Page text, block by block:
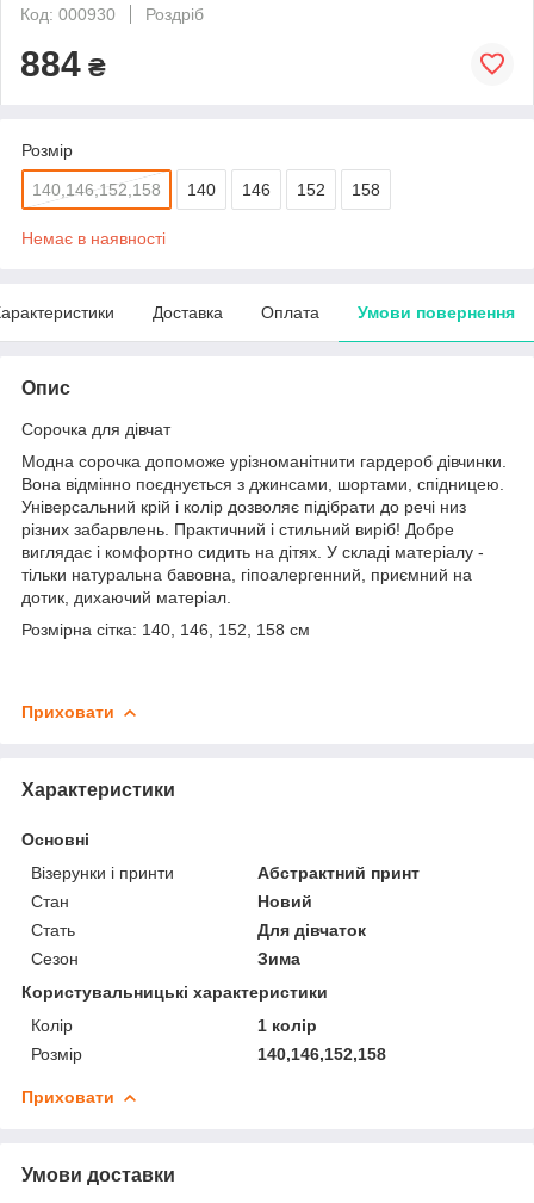
Код: 000930
Роздріб
884 ₴
Розмір
140,146,152,158 140 146 152 158
Немає в наявності
Доставка Оплата Умови повернення
Опис
Сорочка для дівчат
Модна сорочка допоможе урізноманітнити гардероб дівчинки.
Вона відмінно поєднується з джинсами, шортами, спідницею.
Універсальний крій і колір дозволяє підібрати до речі низ
різних забарвлень. Практичний і стильний виріб! Добре
виглядає і комфортно сидить на дітях. У складі матеріалу -
тільки натуральна бавовна, гіпоалергенний, приємний на
дотик, дихаючий матеріал.
Розмірна сітка: 140, 146, 152, 158 см
Приховати
Характеристики
Основні
Візерунки і принти
Абстрактний принт
Стан
Новий
Стать
Для дівчаток
Сезон
Зима
Користувальницькі характеристики
Колір
1 колір
Розмір
140,146,152,158
Приховати
Умови доставки